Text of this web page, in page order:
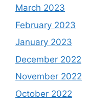
March 2023
February 2023
January 2023
December 2022
November 2022
October 2022